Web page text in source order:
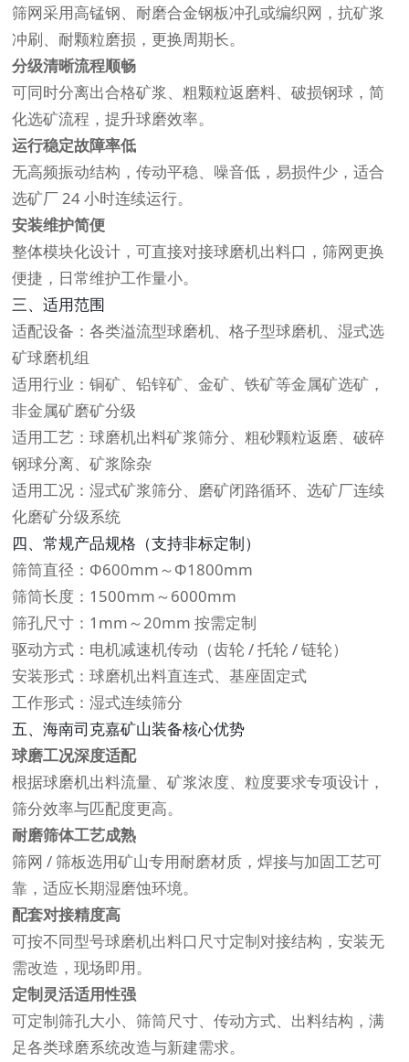
筛网采用高锰钢、耐磨合金钢板冲孔或编织网，抗矿浆
冲刷、耐颗粒磨损，更换周期长。
分级清晰流程顺畅
可同时分离出合格矿浆、粗颗粒返磨料、破损钢球，简
化选矿流程，提升球磨效率。
运行稳定故障率低
无高频振动结构，传动平稳、噪音低，易损件少，适合
选矿厂 24 小时连续运行。
安装维护简便
整体模块化设计，可直接对接球磨机出料口，筛网更换
便捷，日常维护工作量小。
三、适用范围
适配设备：各类溢流型球磨机、格子型球磨机、湿式选
矿球磨机组
适用行业：铜矿、铅锌矿、金矿、铁矿等金属矿选矿，
非金属矿磨矿分级
适用工艺：球磨机出料矿浆筛分、粗砂颗粒返磨、破碎
钢球分离、矿浆除杂
适用工况：湿式矿浆筛分、磨矿闭路循环、选矿厂连续
化磨矿分级系统
四、常规产品规格（支持非标定制）
筛筒直径：Φ600mm～Φ1800mm
筛筒长度：1500mm～6000mm
筛孔尺寸：1mm～20mm 按需定制
驱动方式：电机减速机传动（齿轮 / 托轮 / 链轮）
安装形式：球磨机出料直连式、基座固定式
工作形式：湿式连续筛分
五、海南司克嘉矿山装备核心优势
球磨工况深度适配
根据球磨机出料流量、矿浆浓度、粒度要求专项设计，
筛分效率与匹配度更高。
耐磨筛体工艺成熟
筛网 / 筛板选用矿山专用耐磨材质，焊接与加固工艺可
靠，适应长期湿磨蚀环境。
配套对接精度高
可按不同型号球磨机出料口尺寸定制对接结构，安装无
需改造，现场即用。
定制灵活适用性强
可定制筛孔大小、筛筒尺寸、传动方式、出料结构，满
足各类球磨系统改造与新建需求。